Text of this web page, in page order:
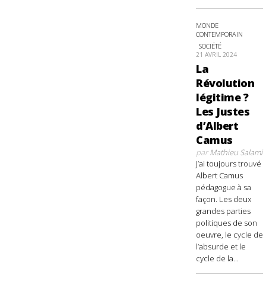
MONDE
CONTEMPORAIN
SOCIÉTÉ
21 AVRIL 2024
La
Révolution
légitime ?
Les Justes
d’Albert
Camus
parMathieu Salami
J’ai toujours trouvé
Albert Camus
pédagogue à sa
façon. Les deux
grandes parties
politiques de son
oeuvre, le cycle de
l’absurde et le
cycle de la...